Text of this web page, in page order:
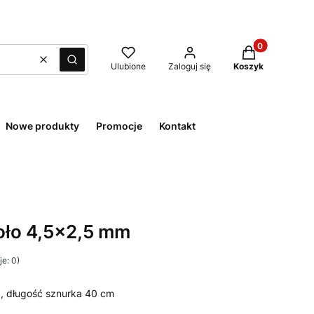
WyczyśćSzukaj Ulubione Zaloguj się
Produkty w
Koszyk
Nowe produkty Promocje Kontakt
4,5x2,5 mm
0)
długość sznurka 40 cm